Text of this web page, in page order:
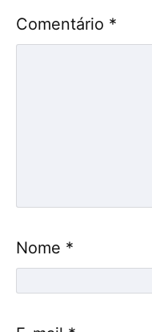
Comentário *
Nome *